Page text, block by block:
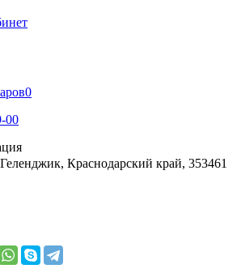
0
00
Краснодарский край, 353461